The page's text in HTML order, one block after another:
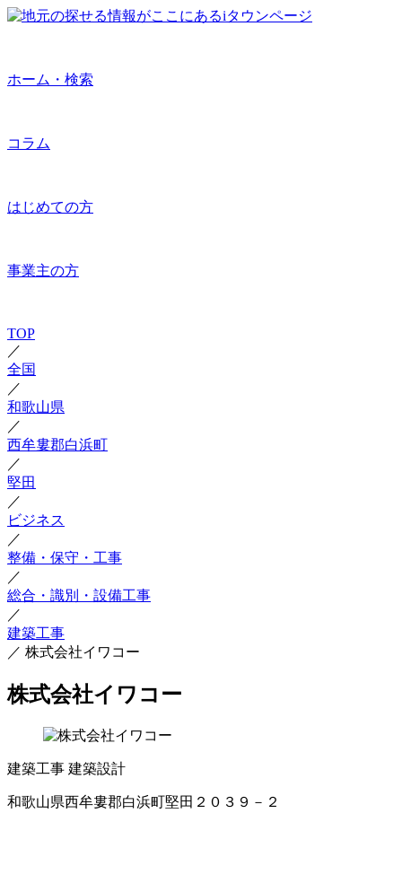
ホーム・検索
コラム
はじめての方
事業主の方
TOP
／
全国
／
和歌山県
／
西牟婁郡白浜町
／
堅田
／
ビジネス
／
整備・保守・工事
／
総合・識別・設備工事
／
建築工事
／ 株式会社イワコー
株式会社イワコー
建築工事 建築設計
和歌山県西牟婁郡白浜町堅田２０３９－２